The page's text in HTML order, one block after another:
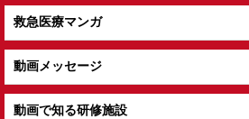
救急医療マンガ
動画メッセージ
動画で知る研修施設